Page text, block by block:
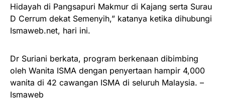
Hidayah di Pangsapuri Makmur di Kajang serta Surau
D Cerrum dekat Semenyih,” katanya ketika dihubungi
Ismaweb.net, hari ini.
Dr Suriani berkata, program berkenaan dibimbing
oleh Wanita ISMA dengan penyertaan hampir 4,000
wanita di 42 cawangan ISMA di seluruh Malaysia. –
Ismaweb